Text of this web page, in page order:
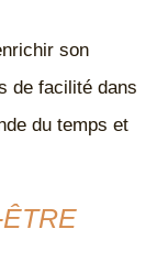
son
de facilité dans
du temps et